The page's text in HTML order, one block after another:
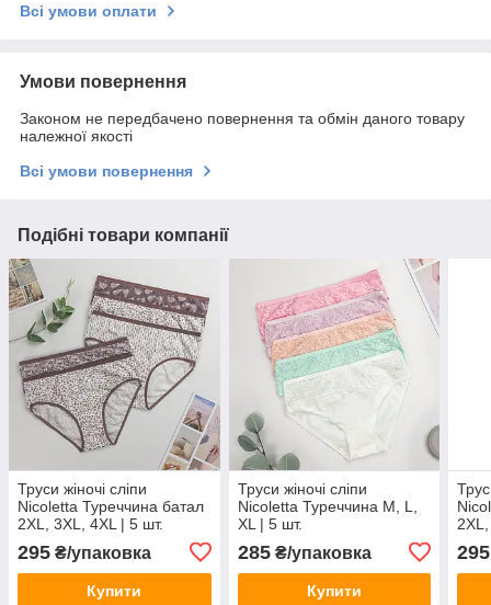
Всі умови оплати
Умови повернення
Законом не передбачено повернення та обмін даного товару
належної якості
Всі умови повернення
Подібні товари компанії
Труси жіночі сліпи
Nicoletta Туреччина батал
2XL, 3XL, 4XL | 5 шт.
295 ₴/упаковка
Купити
Труси жіночі сліпи
Nicoletta Туреччина M, L,
XL | 5 шт.
285₴/упаковка
Купити
295